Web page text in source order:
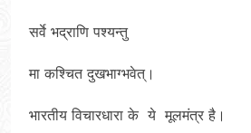
सर्वे भद्राणि पश्यन्तु
मा कश्चित दुखभाग्भवेत्।
भारतीय विचारधारा के ये मूलमंत्र है।